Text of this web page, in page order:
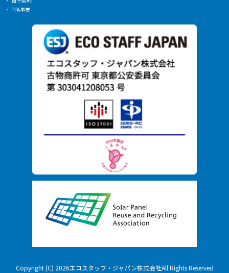
PPA事業
Copyright (C) 2026エコスタッフ・ジャパン株式会社All Rights Reserved